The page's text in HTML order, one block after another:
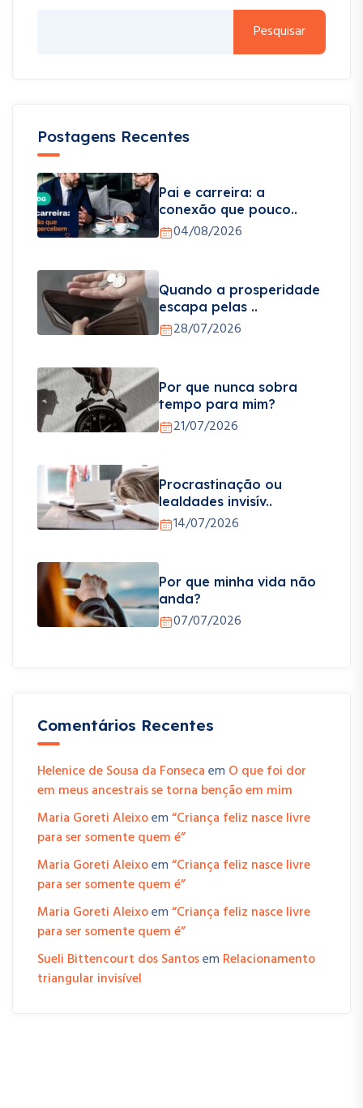
Pesquisar
Postagens Recentes
Pai e carreira: a
conexão que pouco..
04/08/2026
Quando a prosperidade
escapa pelas ..
28/07/2026
Por que nunca sobra
tempo para mim?
21/07/2026
Procrastinação ou
lealdades invisív..
14/07/2026
Por que minha vida não
anda?
07/07/2026
Comentários Recentes
Helenice de Sousa da Fonsecaem O que foi dor
em meus ancestrais se torna benção em mim
Maria Goreti Aleixoem“Criança feliz nasce livre
para ser somente quem é”
Maria Goreti Aleixoem“Criança feliz nasce livre
para ser somente quem é”
Maria Goreti Aleixoem“Criança feliz nasce livre
para ser somente quem é”
Sueli Bittencourt dos Santosem Relacionamento
triangular invisível